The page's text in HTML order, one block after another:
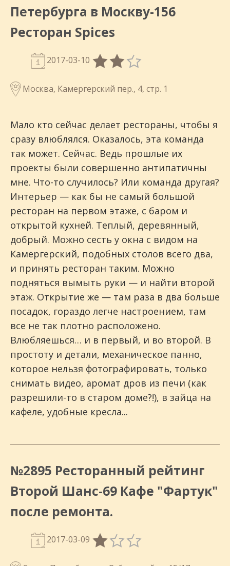
Петербурга в Москву-156
Ресторан Spices
2017-03-10
Москва, Камергерский пер., 4, стр. 1
Мало кто сейчас делает рестораны, чтобы я
сразу влюблялся. Оказалось, эта команда
так может. Сейчас. Ведь прошлые их
проекты были совершенно антипатичны
мне. Что-то случилось? Или команда другая?
Интерьер — как бы не самый большой
ресторан на первом этаже, с баром и
открытой кухней. Теплый, деревянный,
добрый. Можно сесть у окна с видом на
Камергерский, подобных столов всего два,
и принять ресторан таким. Можно
подняться вымыть руки — и найти второй
этаж. Открытие же — там раза в два больше
посадок, гораздо легче настроением, там
все не так плотно расположено.
Влюбляешься… и в первый, и во второй. В
простоту и детали, механическое панно,
которое нельзя фотографировать, только
снимать видео, аромат дров из печи (как
разрешили-то в старом доме?!), в зайца на
кафеле, удобные кресла...
№2895 Ресторанный рейтинг
Второй Шанс-69 Кафе "Фартук"
после ремонта.
2017-03-09